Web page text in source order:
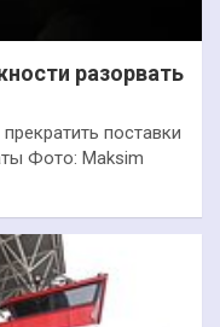
разорвать
поставки
Фото: Maksim